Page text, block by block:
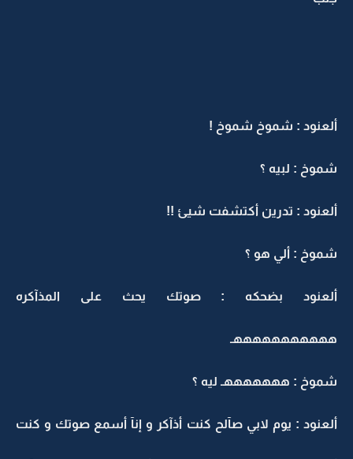
ألعنود : شموخ شموخ !
شموخ : لبيه ؟
ألعنود : تدرين أكتشفت شيئ !!
شموخ : ألي هو ؟
ألعنود بضحكه : صوتك يحث على المذآكره
هههههههههههـ
شموخ : هههههههـ ليه ؟
ألعنود : يوم لابي صآلح كنت أذآكر و إنآ أسمع صوتك و كنت